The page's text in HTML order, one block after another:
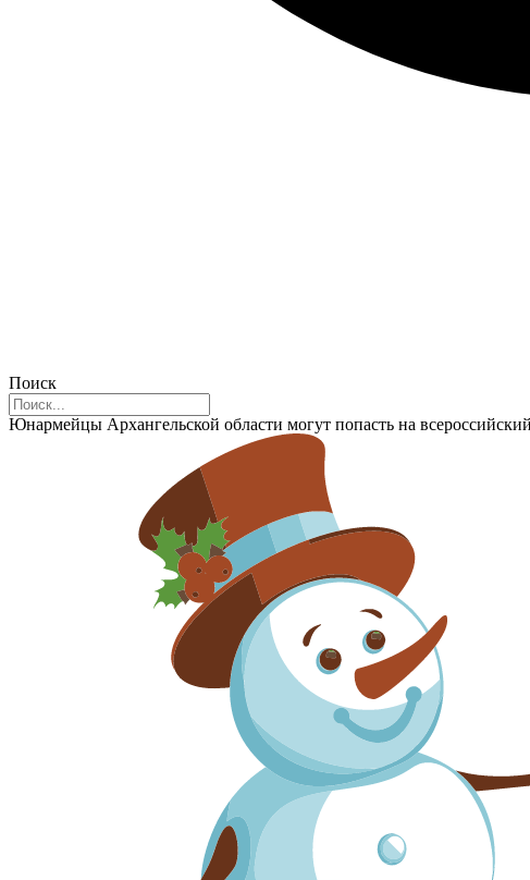
Поиск
Юнармейцы Архангельской области могут попасть на